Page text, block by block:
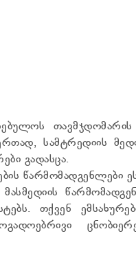
სამტრედიის
გადასცა.
წარმომადგენლები
თქვენ